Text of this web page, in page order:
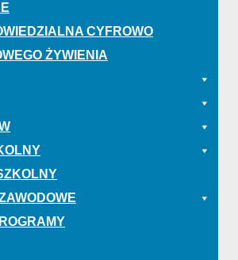
CYFROWO
ŻYWIENIA